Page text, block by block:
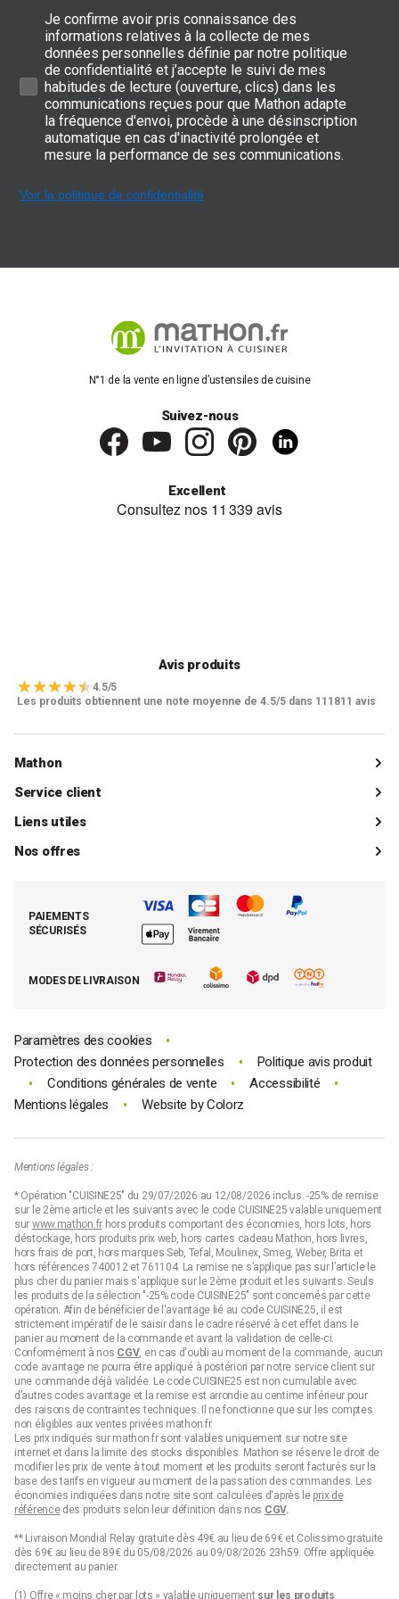
Je confirme avoir pris connaissance des
informations relatives à la collecte de mes
données personnelles définie par notre politique
de confidentialité et j’accepte le suivi de mes
habitudes de lecture (ouverture, clics) dans les
communications reçues pour que Mathon adapte
la fréquence d'envoi, procède à une désinscription
automatique en cas d'inactivité prolongée et
mesure la performance de ses communications.
Voir la politique de confidentialité
N°1 de la vente en ligne d’ustensiles de cuisine
Suivez-nous
Excellent
Avis produits
4.5/5
Les produits obtiennent une note moyenne de 4.5/5 dans 111811 avis
Mathon
Qui sommes-nous ?
Catalogue
La boutique de Saint-Marcellin
La presse parle de Mathon
Service client
Livraisons
Paiements
Demande de rétractation
Liens utiles
Mon compte client
Retrouver (ou activer) mon compte client
Nos offres
Nos best-sellers pâtisserie
Moins cher par lot
PAIEMENTS
SÉCURISÉS
MODES DE LIVRAISON
Paramètres des cookies •
Protection des données personnelles • Politique avis produit
• Conditions générales de vente • Accessibilité •
Mentions légales • Website byColorz
Mentions légales :
* Opération "CUISINE25" du 29/07/2026 au 12/08/2026 inclus. -25% de remise
sur le 2ème article et les suivants avec le code CUISINE25 valable uniquement
sur www.mathon.frhors produits comportant des économies, hors lots, hors
déstockage, hors produits prix web, hors cartes cadeau Mathon, hors livres,
hors frais de port, hors marques Seb, Tefal, Moulinex, Smeg, Weber, Brita et
hors références 740012 et 761104. La remise ne s’applique pas sur l’article le
plus cher du panier mais s'applique sur le 2ème produit et les suivants. Seuls
les produits de la sélection "-25% code CUISINE25" sont concernés par cette
opération. Afin de bénéficier de l'avantage lié au code CUISINE25, il est
strictement impératif de le saisir dans le cadre réservé à cet effet dans le
panier au moment de la commande et avant la validation de celle-ci.
Conformément à nos CGV, en cas d'oubli au moment de la commande, aucun
code avantage ne pourra être appliqué à postériori par notre service client sur
une commande déjà validée. Le code CUISINE25 est non cumulable avec
d’autres codes avantage et la remise est arrondie au centime inférieur pour
des raisons de contraintes techniques. Il ne fonctionne que sur les comptes
non éligibles aux ventes privées mathon.fr.
Les prix indiqués sur mathon.fr sont valables uniquement sur notre site
internet et dans la limite des stocks disponibles. Mathon se réserve le droit de
modifier les prix de vente à tout moment et les produits seront facturés sur la
base des tarifs en vigueur au moment de la passation des commandes. Les
économies indiquées dans notre site sont calculées d'après le prix de
référencedes produits selon leur définition dans nos CGV.
** Livraison Mondial Relay gratuite dès 49€ au lieu de 69€ et Colissimo gratuite
dès 69€ au lieu de 89€ du 05/08/2026 au 09/08/2026 23h59. Offre appliquée
directement au panier.
(1) Offre « moins cher par lots » valable uniquement sur les produits